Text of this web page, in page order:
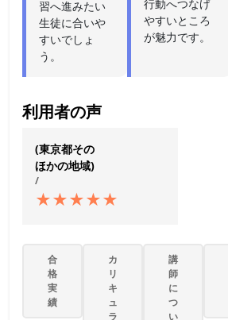
習へ進みたい
生徒に合いや
すいでしょ
う。
行動へつなげ
やすいところ
が魅力です。
利用者の声
(東京都その
ほかの地域)
/
★★★★★
合
格
実
績
カ
リ
キ
ュ
ラ
講
師
に
つ
い